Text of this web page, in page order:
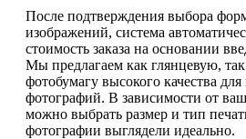
После подтверждения выбора
изображений, система
стоимость заказа на основании
Мы предлагаем как глянцевую,
фотобумагу высокого качества
фотографий. В зависимости от
можно выбрать размер и тип
фотографии выглядели идеально.